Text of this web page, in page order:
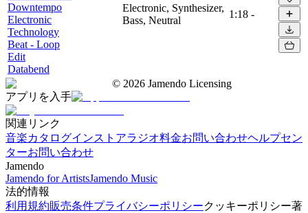
Downtempo
Electronic
Technology
Beat - Loop
Edit
Databend
Electronic, Synthesizer,
Bass, Neutral
1:18 -
© 2026 Jamendo Licensing
アプリを入手
関連リンク
音楽カタログインストアラジオ料金お問い合わせヘルプセン
ターお問い合わせ
Jamendo
Jamendo for ArtistsJamendo Music
法的情報
利用規約販売条件プライバシーポリシークッキーポリシー著